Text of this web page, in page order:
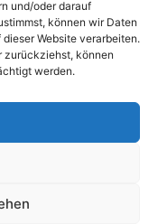
und/oder darauf
können wir Daten
Website verarbeiten.
zurückziehst, können
werden.